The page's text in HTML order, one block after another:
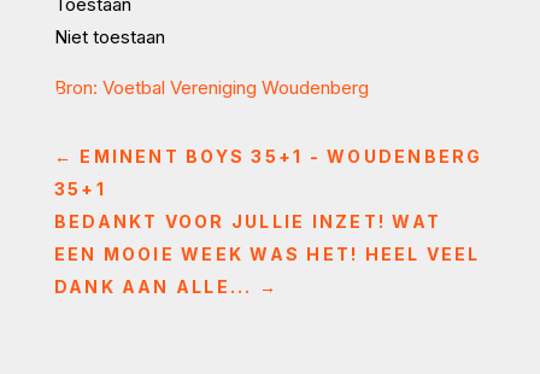
Niet toestaan
Bron: Voetbal Vereniging Woudenberg
← EMINENT BOYS 35+1 - WOUDENBERG
35+1
BEDANKT VOOR JULLIE INZET! WAT
EEN MOOIE WEEK WAS HET! HEEL VEEL
DANK AAN ALLE...
→